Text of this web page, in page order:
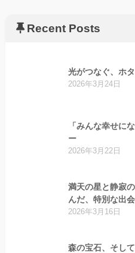
Recent Posts
光がつなぐ、ホ
2026年3月24日
「みんな幸せに
ー
2026年3月22日
満天の星と静寂
んだ、特別な出
2026年3月16日
森の宝石、そし